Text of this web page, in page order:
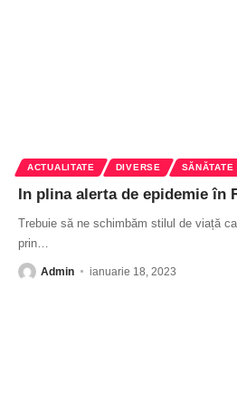
ACTUALITATE DIVERSE SĂNĂTATE
In plina alerta de epidemie în
Trebuie să ne schimbăm stilul de viață
prin
Admin ianuarie 18, 2023